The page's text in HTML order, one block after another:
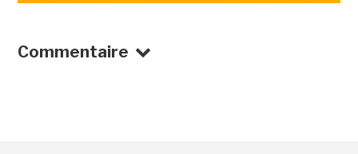
Commentaire